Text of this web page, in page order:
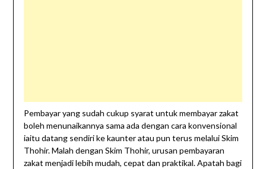
Pembayar yang sudah cukup syarat untuk membayar zakat
boleh menunaikannya sama ada dengan cara konvensional
iaitu datang sendiri ke kaunter atau pun terus melalui Skim
Thohir. Malah dengan Skim Thohir, urusan pembayaran
zakat menjadi lebih mudah, cepat dan praktikal. Apatah bagi